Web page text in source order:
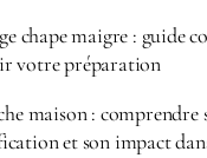
chape maigre : guide
votre préparation
maison : comprendre
et son impact